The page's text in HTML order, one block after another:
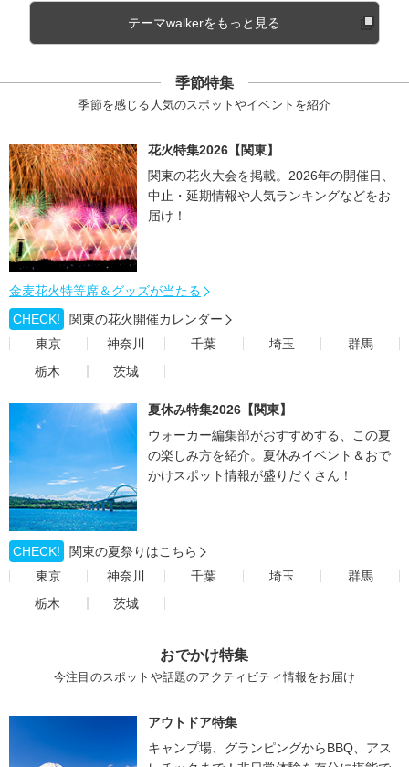
テーマwalkerをもっと見る
季節特集
季節を感じる人気のスポットやイベントを紹介
花火特集2026【関東】
関東の花火大会を掲載。2026年の開催日、
中止・延期情報や人気ランキングなどをお
届け！
金麦花火特等席＆グッズが当たる
CHECK!
関東の花火開催カレンダー
東京
神奈川 千葉 埼玉
群馬
栃木
茨城
夏休み特集2026【関東】
ウォーカー編集部がおすすめする、この夏
の楽しみ方を紹介。夏休みイベント＆おで
かけスポット情報が盛りだくさん！
CHECK!
関東の夏祭りはこちら
東京
神奈川 千葉 埼玉
群馬
栃木
茨城
おでかけ特集
今注目のスポットや話題のアクティビティ情報をお届け
アウトドア特集
キャンプ場、グランピングからBBQ、アス